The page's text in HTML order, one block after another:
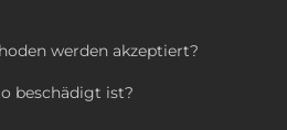
werden akzeptiert?
beschädigt ist?